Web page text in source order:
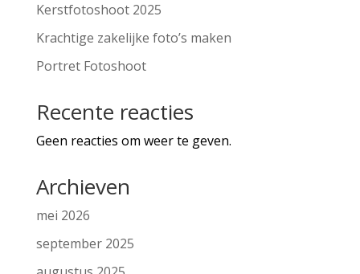
Kerstfotoshoot 2025
Krachtige zakelijke foto’s maken
Portret Fotoshoot
Recente reacties
Geen reacties om weer te geven.
Archieven
mei 2026
september 2025